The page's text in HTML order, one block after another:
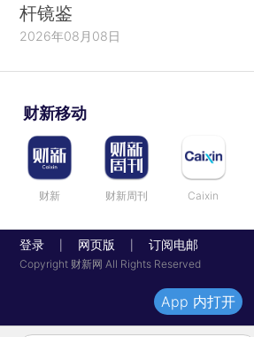
杆镜鉴
2026年08月08日
财新移动
财新 财新周刊 Caixin
登录 网页版 订阅电邮
Copyright 财新网 All Rights Reserved
App 内打开